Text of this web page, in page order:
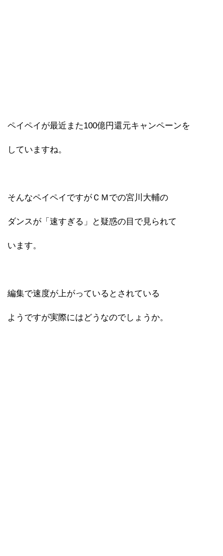
ペイペイが最近また100億円還元キャンペーンを
していますね。
そんなペイペイですがＣＭでの宮川大輔の
ダンスが「速すぎる」と疑惑の目で見られて
います。
編集で速度が上がっているとされている
ようですが実際にはどうなのでしょうか。